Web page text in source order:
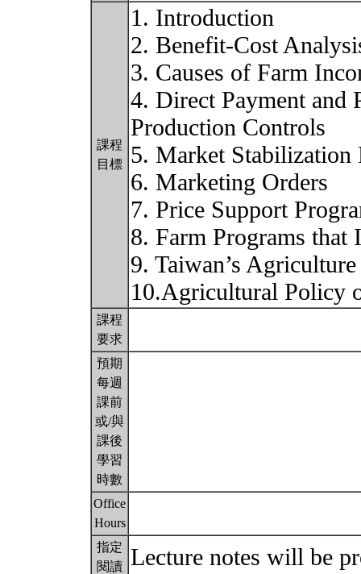
課程
目標
1. Introduction
2. Benefit-Cost
3. Causes of Farm
4. Direct Payment and
Production Controls
5. Market Stabilization
6. Marketing Orders
7. Price Support
8. Farm Programs that
9. Taiwan’s
10.Agricultural Policy
課程
要求
預期
每週
課前
或/與
課後
學習
時數
Office
Hours
指定
閱讀 Lecture notes will be